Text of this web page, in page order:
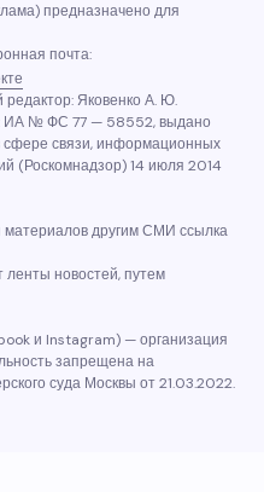
предназначено для
почта:
Яковенко А. Ю.
ИА № ФС 77 — 58552, выдано
связи, информационных
(Роскомнадзор) 14 июля 2014
другим СМИ ссылка
новостей, путем
и Instagram) — организация
запрещена на
суда Москвы от 21.03.2022.